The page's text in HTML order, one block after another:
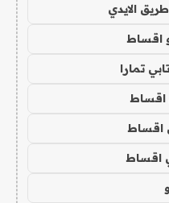
الايدي
اقساط
تمارا
اقساط
اقساط
اقساط